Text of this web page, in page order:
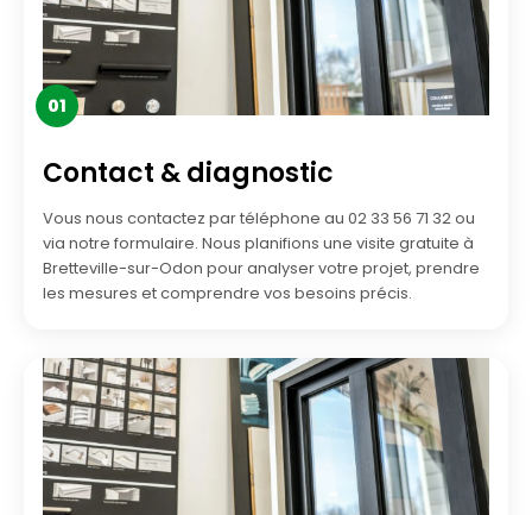
01
Contact & diagnostic
Vous nous contactez par téléphone au 02 33 56 71 32 ou
via notre formulaire. Nous planifions une visite gratuite à
Bretteville-sur-Odon pour analyser votre projet, prendre
les mesures et comprendre vos besoins précis.